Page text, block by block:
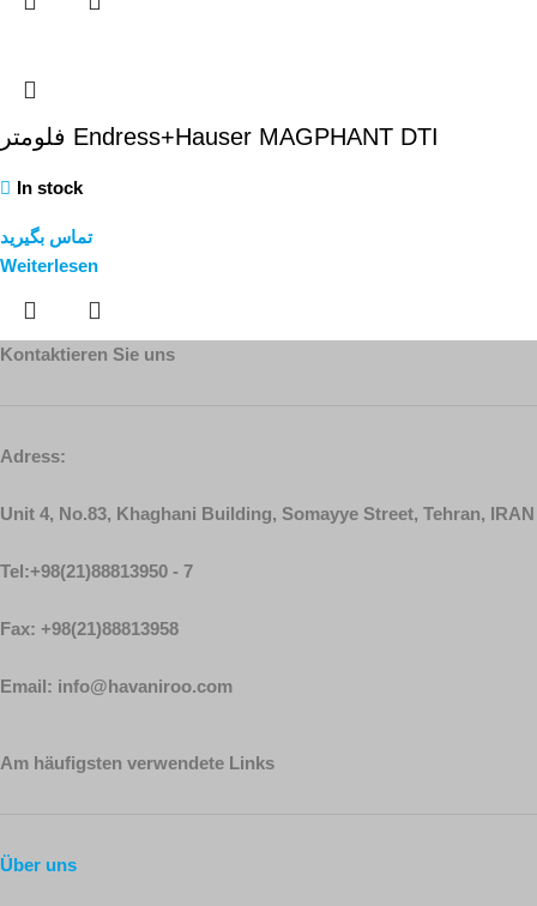
فلومتر Endress+Hauser MAGPHANT DTI
In stock
تماس بگیرید
Weiterlesen
Kontaktieren Sie uns
Adress:
Unit 4, No.83, Khaghani Building, Somayye Street, Tehran, IRAN
Tel:+98(21)88813950 - 7
Fax: +98(21)88813958
Email: info@havaniroo.com
Am häufigsten verwendete Links
Über uns